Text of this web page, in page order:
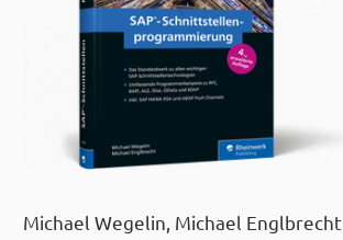
Michael Wegelin, Michael Englbrecht